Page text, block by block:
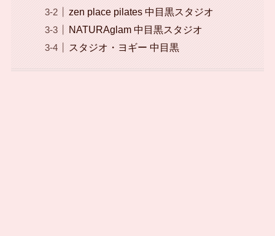
zen place pilates 中目黒スタジオ
NATURAglam 中目黒スタジオ
スタジオ・ヨギー 中目黒